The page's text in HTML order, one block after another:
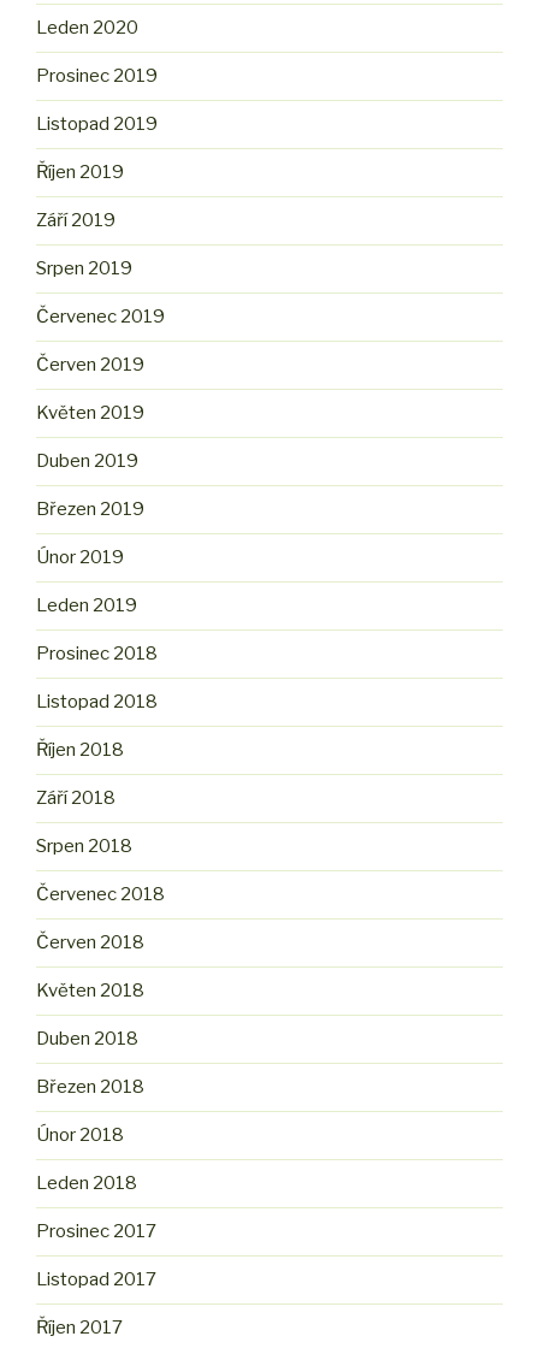
Leden 2020
Prosinec 2019
Listopad 2019
Říjen 2019
Září 2019
Srpen 2019
Červenec 2019
Červen 2019
Květen 2019
Duben 2019
Březen 2019
Únor 2019
Leden 2019
Prosinec 2018
Listopad 2018
Říjen 2018
Září 2018
Srpen 2018
Červenec 2018
Červen 2018
Květen 2018
Duben 2018
Březen 2018
Únor 2018
Leden 2018
Prosinec 2017
Listopad 2017
Říjen 2017